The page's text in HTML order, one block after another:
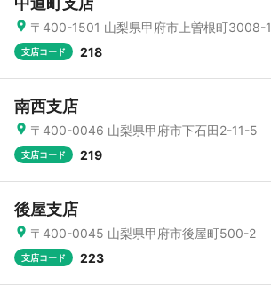
〒400-1501 山梨県甲府市上曽根町3008-1
支店コード 218
南西支店
〒400-0046 山梨県甲府市下石田2-11-5
支店コード 219
後屋支店
〒400-0045 山梨県甲府市後屋町500-2
支店コード 223